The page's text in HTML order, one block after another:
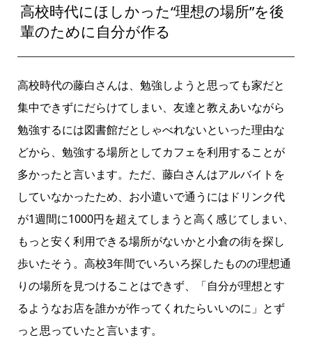
高校時代にほしかった“理想の場所”を後
輩のために自分が作る
高校時代の藤白さんは、勉強しようと思っても家だと
集中できずにだらけてしまい、友達と教えあいながら
勉強するには図書館だとしゃべれないといった理由な
どから、勉強する場所としてカフェを利用することが
多かったと言います。ただ、藤白さんはアルバイトを
していなかったため、お小遣いで通うにはドリンク代
が1週間に1000円を超えてしまうと高く感じてしまい、
もっと安く利用できる場所がないかと小倉の街を探し
歩いたそう。高校3年間でいろいろ探したものの理想通
りの場所を見つけることはできず、「自分が理想とす
るようなお店を誰かが作ってくれたらいいのに」とず
っと思っていたと言います。